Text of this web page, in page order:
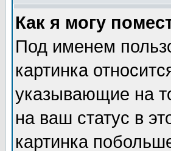
Как я могу
Под именем
картинка
указывающие на
на ваш статус в
картинка